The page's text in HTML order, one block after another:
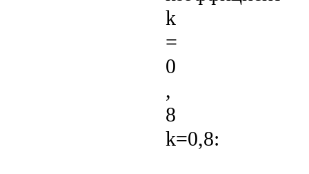
k
=
0
,
8
k=0,8: